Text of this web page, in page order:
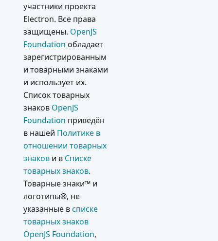
участники проекта
Electron. Все права
защищены. OpenJS
Foundation обладает
зарегистрированным
и товарными знаками
и использует их.
Список товарных
знаков OpenJS
Foundation приведён
в нашей Политике в
отношении товарных
знаков и в Списке
товарных знаков.
Товарные знаки™ и
логотипы®, не
указанные всписке
товарных знаков
OpenJS Foundation,